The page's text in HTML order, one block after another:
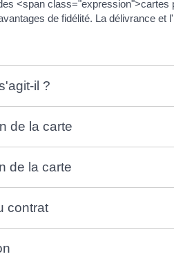
<span
de fidélité. La délivrance
il ?
de la carte
de la carte
contrat